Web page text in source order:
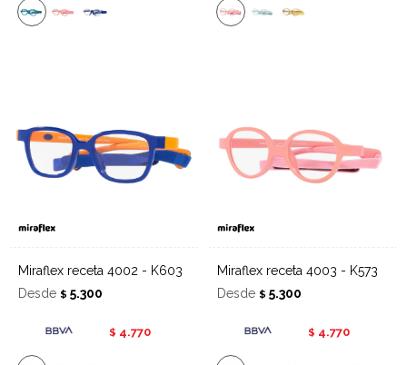
Miraflex receta 4002 - K603
Desde $ 5.300
$ 4.770
Miraflex receta 4003 - K573
Desde $ 5.300
$ 4.770